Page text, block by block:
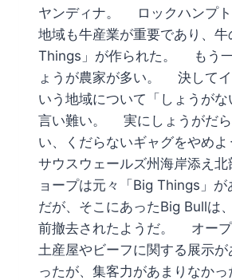
ヤンディナ。 ロックハンプ
地域も牛産業が重要であり、牛
Things」が作られた。 もう
ょうが農家が多い。 決してイ
いう地域について「しょうがな
言い難い。 実にしょうがだ
い、くだらないギャグをやめ
サウスウェールズ州海岸添え北
ョープは元々「Big Things」
だが、そこにあったBig Bullは
前撤去されたようだ。 オープ
土産屋やビーフに関する展示
ったが、集客力があまりなか